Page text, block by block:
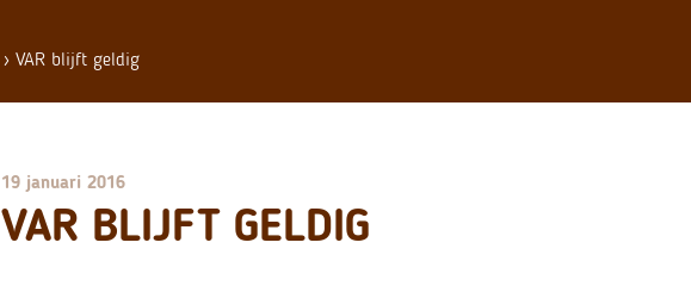
› VAR blijft geldig
19 januari 2016
VAR BLIJFT GELDIG